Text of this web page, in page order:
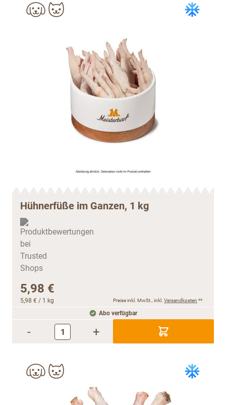
Hühnerfüße im Ganzen, 1 kg
5,98 €
5,98 € / 1 kg Preise inkl. MwSt., inkl. Versandkosten **
Abo verfügbar
- +